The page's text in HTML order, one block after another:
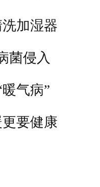
加湿器
菌侵入
暖气病”
要健康